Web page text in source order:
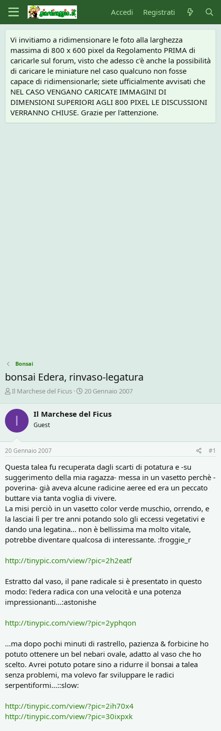
Accedi Registrati
Vi invitiamo a ridimensionare le foto alla larghezza
massima di 800 x 600 pixel da Regolamento PRIMA di
caricarle sul forum, visto che adesso c'è anche la possibilità
di caricare le miniature nel caso qualcuno non fosse
capace di ridimensionarle; siete ufficialmente avvisati che
NEL CASO VENGANO CARICATE IMMAGINI DI
DIMENSIONI SUPERIORI AGLI 800 PIXEL LE DISCUSSIONI
VERRANNO CHIUSE. Grazie per l'attenzione.
Bonsai
bonsai Edera, rinvaso-legatura
C
e
o
r
e
i
s
c
u
s
s
o
n
Il Marchese del Ficus
D
a
i
z
i
o
20 Gennaio 2007
I Il Marchese del Ficus
Guest
20 Gennaio 2007 #1
Questa talea fu recuperata dagli scarti di potatura e -su
suggerimento della mia ragazza- messa in un vasetto perchè -
poverina- già aveva alcune radicine aeree ed era un peccato
buttare via tanta voglia di vivere.
La misi perciò in un vasetto color verde muschio, orrendo, e
la lasciai lì per tre anni potando solo gli eccessi vegetativi e
dando una legatina... non è bellissima ma molto vitale,
potrebbe diventare qualcosa di interessante. :froggie_r
http://tinypic.com/view/?pic=2h2eatf
Estratto dal vaso, il pane radicale si è presentato in questo
modo: l'edera radica con una velocità e una potenza
impressionanti...:astonishe
http://tinypic.com/view/?pic=2yphqon
...ma dopo pochi minuti di rastrello, pazienza & forbicine ho
potuto ottenere un bel nebari ovale, adatto al vaso che ho
scelto. Avrei potuto potare sino a ridurre il bonsai a talea
senza problemi, ma volevo far sviluppare le radici
serpentiformi...::slow:
http://tinypic.com/view/?pic=2ih70x4
http://tinypic.com/view/?pic=30ixpxk